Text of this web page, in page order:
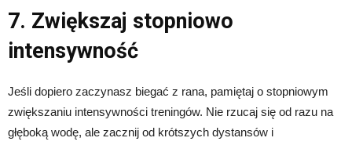
7. Zwiększaj stopniowo
intensywność
Jeśli dopiero zaczynasz biegać z rana, pamiętaj o stopniowym
zwiększaniu intensywności treningów. Nie rzucaj się od razu na
głęboką wodę, ale zacznij od krótszych dystansów i